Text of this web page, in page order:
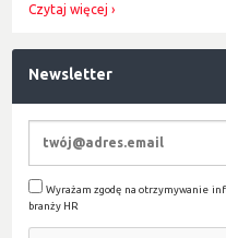
Czytaj więcej
Newsletter
Wyrażam zgodę na otrzymywanie
branży HR